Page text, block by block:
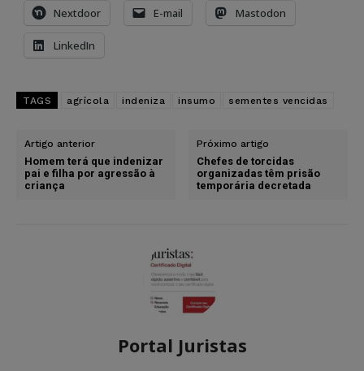
Nextdoor E-mail Mastodon
LinkedIn
TAGS agrícola indeniza insumo sementes vencidas
Artigo anterior
Homem terá que indenizar
pai e filha por agressão à
criança
Próximo artigo
Chefes de torcidas
organizadas têm prisão
temporária decretada
Portal Juristas